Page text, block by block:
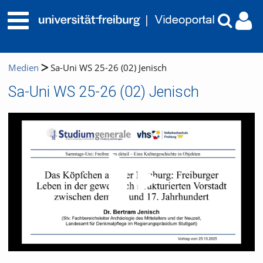
Medien Sa-Uni WS 25-26 (02) Jenisch
Sa-Uni WS 25-26 (02) Jenisch